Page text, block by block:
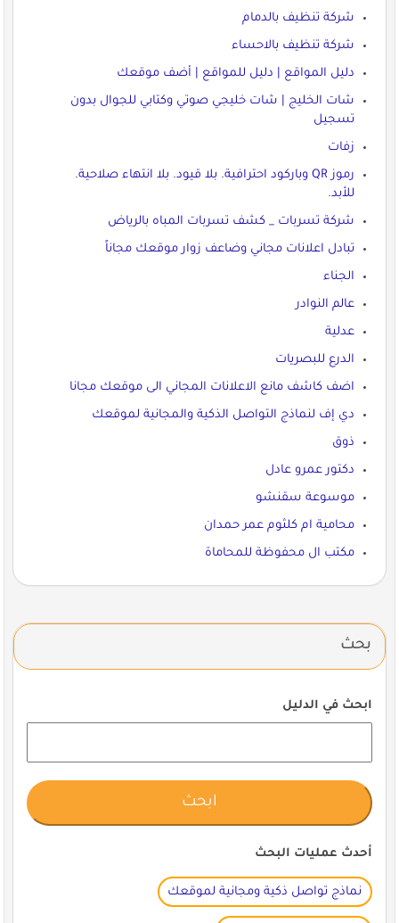
شركة تنظيف بالدمام
شركة تنظيف بالاحساء
دليل المواقع | دليل للمواقع | أضف موقعك
شات الخليج | شات خليجي صوتي وكتابي للجوال بدون
تسجيل
زفات
رموز QR وباركود احترافية. بلا قيود. بلا انتهاء صلاحية.
للأبد.
شركة تسربات _ كشف تسربات المباه بالرياض
تبادل اعلانات مجاني وضاعف زوار موقعك مجاناً
الجناء
عالم النوادر
عدلية
الدرع للبصريات
اضف كاشف مانع الاعلانات المجاني الى موقعك مجانا
دي إف لنماذج التواصل الذكية والمجانية لموقعك
ذوق
دكتور عمرو عادل
موسوعة سقنشو
محامية ام كلثوم عمر حمدان
مكتب ال محفوظة للمحاماة
بحث
ابحث في الدليل
أحدث عمليات البحث
نماذج تواصل ذكية ومجانية لموقعك